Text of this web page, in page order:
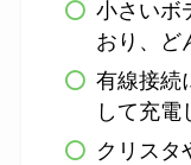
小さいボ
おり、ど
有線接続
して充電
クリスタ